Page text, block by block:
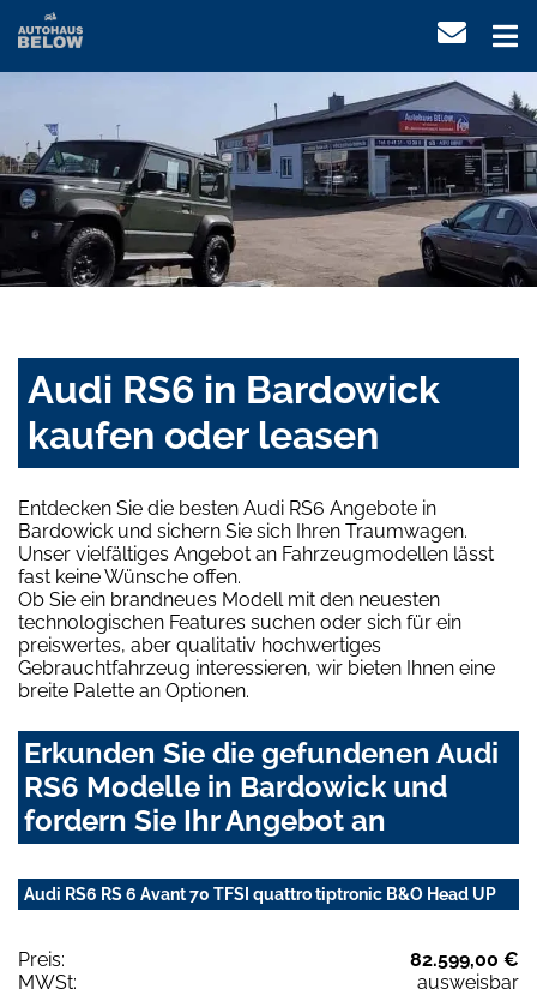
Audi RS6 in Bardowick
kaufen oder leasen
Entdecken Sie die besten Audi RS6 Angebote in
Bardowick und sichern Sie sich Ihren Traumwagen.
Unser vielfältiges Angebot an Fahrzeugmodellen lässt
fast keine Wünsche offen.
Ob Sie ein brandneues Modell mit den neuesten
technologischen Features suchen oder sich für ein
preiswertes, aber qualitativ hochwertiges
Gebrauchtfahrzeug interessieren, wir bieten Ihnen eine
breite Palette an Optionen.
Erkunden Sie die gefundenen Audi
RS6 Modelle in Bardowick und
fordern Sie Ihr Angebot an
Audi RS6 RS 6 Avant 70 TFSI quattro tiptronic B&O Head UP
Preis:
82.599,00 €
MWSt:
ausweisbar